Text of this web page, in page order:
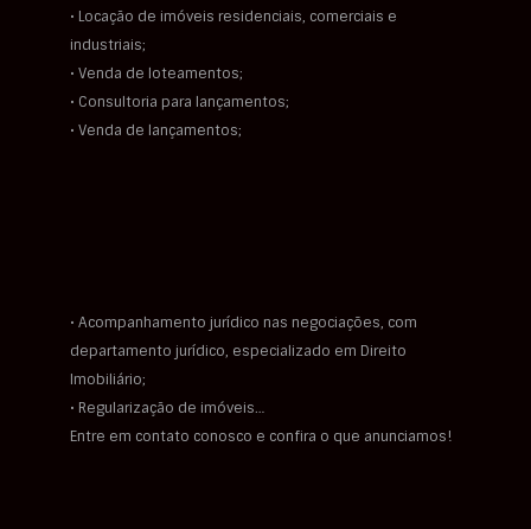
• Locação de imóveis residenciais, comerciais e
industriais;
• Venda de loteamentos;
• Consultoria para lançamentos;
• Venda de lançamentos;
• Acompanhamento jurídico nas negociações, com
departamento jurídico, especializado em Direito
Imobiliário;
• Regularização de imóveis…
Entre em contato conosco e confira o que anunciamos!